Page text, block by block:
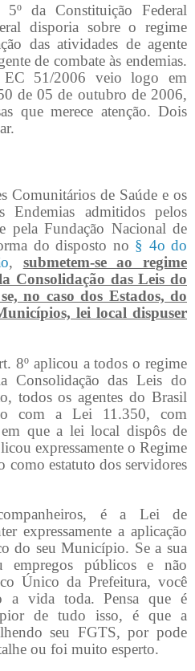
da Constituição Federal
disporia sobre o regime
das atividades de agente
de combate às endemias.
EC 51/2006 veio logo em
de 05 de outubro de 2006,
que merece atenção. Dois
Comunitários de Saúde e os
Endemias admitidos pelos
pela Fundação Nacional de
do disposto no § 4o do
, submetem-se ao regime
Consolidação das Leis do
no caso dos Estados, do
lei local dispuser
8º aplicou a todos o regime
Consolidação das Leis do
todos os agentes do Brasil
com a Lei 11.350, com
que a lei local dispôs de
expressamente o Regime
estatuto dos servidores
é a Lei de
expressamente a aplicação
do seu Município. Se a sua
empregos públicos e não
Único da Prefeitura, você
a vida toda. Pensa que é
de tudo isso, é que a
seu FGTS, por pode
ou foi muito esperto.